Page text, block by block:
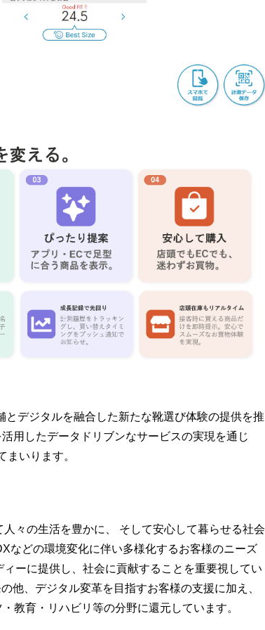
デジタルを融合した新たな靴選び体験の提供を推
用したデータドリブンなサービスの実現を通じ
いります。
々の生活を豊かに、 そして安心して暮らせる社会
などの環境変化に伴い多様化するお客様のニーズ
ーに提供し、社会に貢献することを重要視してい
他、デジタル変革を目指すお客様の支援に加え、
教育・リハビリ等の分野に還元しています。